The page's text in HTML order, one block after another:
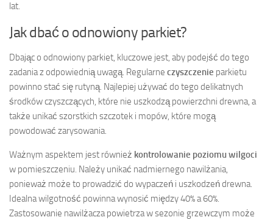
lat.
Jak dbać o odnowiony parkiet?
Dbając o odnowiony parkiet, kluczowe jest, aby podejść do tego
zadania z odpowiednią uwagą. Regularne czyszczenie parkietu
powinno stać się rutyną. Najlepiej używać do tego delikatnych
środków czyszczących, które nie uszkodzą powierzchni drewna, a
także unikać szorstkich szczotek i mopów, które mogą
powodować zarysowania.
Ważnym aspektem jest również kontrolowanie poziomu wilgoci
w pomieszczeniu. Należy unikać nadmiernego nawilżania,
ponieważ może to prowadzić do wypaczeń i uszkodzeń drewna.
Idealna wilgotność powinna wynosić między 40% a 60%.
Zastosowanie nawilżacza powietrza w sezonie grzewczym może